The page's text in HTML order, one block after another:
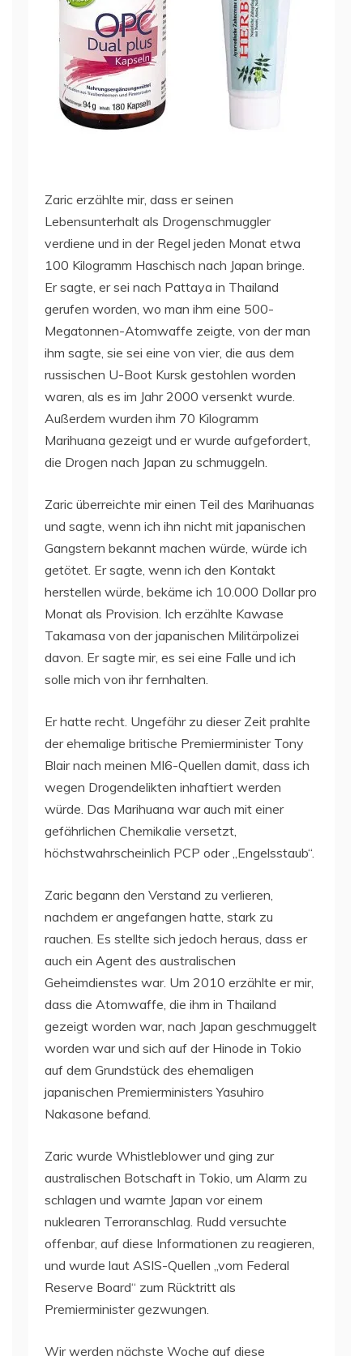
Zaric erzählte mir, dass er seinen
Lebensunterhalt als Drogenschmuggler
verdiene und in der Regel jeden Monat etwa
100 Kilogramm Haschisch nach Japan bringe.
Er sagte, er sei nach Pattaya in Thailand
gerufen worden, wo man ihm eine 500-
Megatonnen-Atomwaffe zeigte, von der man
ihm sagte, sie sei eine von vier, die aus dem
russischen U-Boot Kursk gestohlen worden
waren, als es im Jahr 2000 versenkt wurde.
Außerdem wurden ihm 70 Kilogramm
Marihuana gezeigt und er wurde aufgefordert,
die Drogen nach Japan zu schmuggeln.
Zaric überreichte mir einen Teil des Marihuanas
und sagte, wenn ich ihn nicht mit japanischen
Gangstern bekannt machen würde, würde ich
getötet. Er sagte, wenn ich den Kontakt
herstellen würde, bekäme ich 10.000 Dollar pro
Monat als Provision. Ich erzählte Kawase
Takamasa von der japanischen Militärpolizei
davon. Er sagte mir, es sei eine Falle und ich
solle mich von ihr fernhalten.
Er hatte recht. Ungefähr zu dieser Zeit prahlte
der ehemalige britische Premierminister Tony
Blair nach meinen MI6-Quellen damit, dass ich
wegen Drogendelikten inhaftiert werden
würde. Das Marihuana war auch mit einer
gefährlichen Chemikalie versetzt,
höchstwahrscheinlich PCP oder „Engelsstaub“.
Zaric begann den Verstand zu verlieren,
nachdem er angefangen hatte, stark zu
rauchen. Es stellte sich jedoch heraus, dass er
auch ein Agent des australischen
Geheimdienstes war. Um 2010 erzählte er mir,
dass die Atomwaffe, die ihm in Thailand
gezeigt worden war, nach Japan geschmuggelt
worden war und sich auf der Hinode in Tokio
auf dem Grundstück des ehemaligen
japanischen Premierministers Yasuhiro
Nakasone befand.
Zaric wurde Whistleblower und ging zur
australischen Botschaft in Tokio, um Alarm zu
schlagen und warnte Japan vor einem
nuklearen Terroranschlag. Rudd versuchte
offenbar, auf diese Informationen zu reagieren,
und wurde laut ASIS-Quellen „vom Federal
Reserve Board“ zum Rücktritt als
Premierminister gezwungen.
Wir werden nächste Woche auf diese